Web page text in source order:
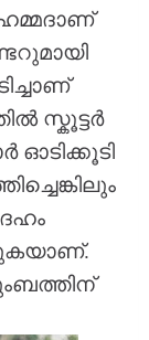
സ്കൂട്ടർ
ഓടിക്കൂടി